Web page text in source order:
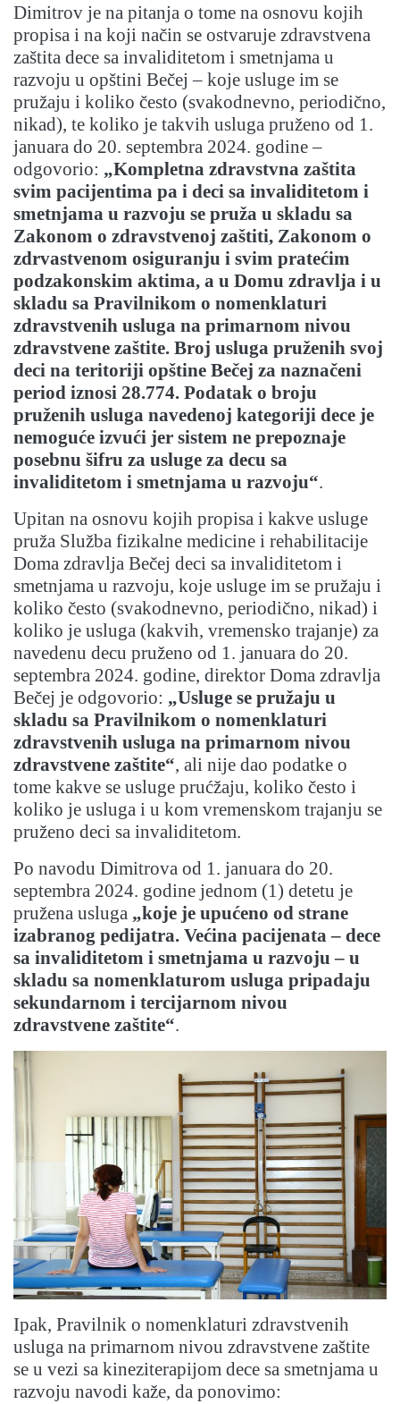
Dimitrov je na pitanja o tome na osnovu kojih
propisa i na koji način se ostvaruje zdravstvena
zaštita dece sa invaliditetom i smetnjama u
razvoju u opštini Bečej – koje usluge im se
pružaju i koliko često (svakodnevno, periodično,
nikad), te koliko je takvih usluga pruženo od 1.
januara do 20. septembra 2024. godine –
odgovorio: „Kompletna zdravstvna zaštita
svim pacijentima pa i deci sa invaliditetom i
smetnjama u razvoju se pruža u skladu sa
Zakonom o zdravstvenoj zaštiti, Zakonom o
zdrvastvenom osiguranju i svim pratećim
podzakonskim aktima, a u Domu zdravlja i u
skladu sa Pravilnikom o nomenklaturi
zdravstvenih usluga na primarnom nivou
zdravstvene zaštite. Broj usluga pruženih svoj
deci na teritoriji opštine Bečej za naznačeni
period iznosi 28.774. Podatak o broju
pruženih usluga navedenoj kategoriji dece je
nemoguće izvući jer sistem ne prepoznaje
posebnu šifru za usluge za decu sa
invaliditetom i smetnjama u razvoju“.
Upitan na osnovu kojih propisa i kakve usluge
pruža Služba fizikalne medicine i rehabilitacije
Doma zdravlja Bečej deci sa invaliditetom i
smetnjama u razvoju, koje usluge im se pružaju i
koliko često (svakodnevno, periodično, nikad) i
koliko je usluga (kakvih, vremensko trajanje) za
navedenu decu pruženo od 1. januara do 20.
septembra 2024. godine, direktor Doma zdravlja
Bečej je odgovorio: „Usluge se pružaju u
skladu sa Pravilnikom o nomenklaturi
zdravstvenih usluga na primarnom nivou
zdravstvene zaštite“, ali nije dao podatke o
tome kakve se usluge prućžaju, koliko često i
koliko je usluga i u kom vremenskom trajanju se
pruženo deci sa invaliditetom.
Po navodu Dimitrova od 1. januara do 20.
septembra 2024. godine jednom (1) detetu je
pružena usluga „koje je upućeno od strane
izabranog pedijatra. Većina pacijenata – dece
sa invaliditetom i smetnjama u razvoju – u
skladu sa nomenklaturom usluga pripadaju
sekundarnom i tercijarnom nivou
zdravstvene zaštite“.
Ipak, Pravilnik o nomenklaturi zdravstvenih
usluga na primarnom nivou zdravstvene zaštite
se u vezi sa kineziterapijom dece sa smetnjama u
razvoju navodi kaže, da ponovimo: